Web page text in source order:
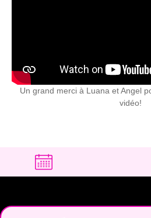
Un grand merci à Luana et Angel
vidéo!